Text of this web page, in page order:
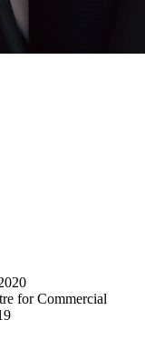
for Commercial